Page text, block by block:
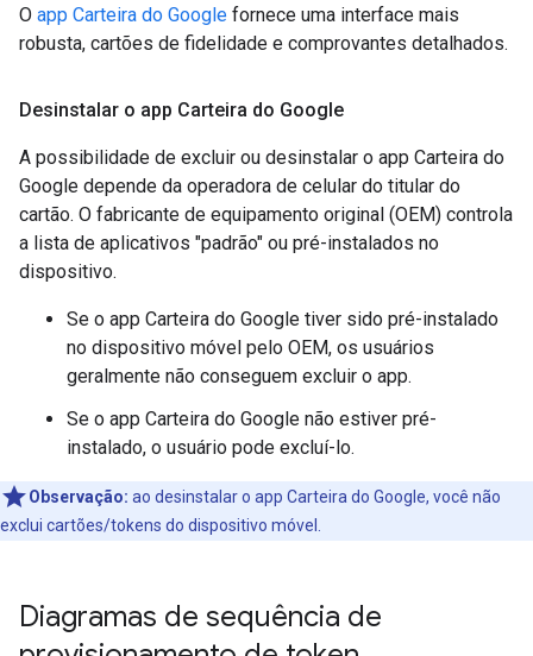
O app Carteira do Google fornece uma interface mais
robusta, cartões de fidelidade e comprovantes detalhados.
Desinstalar o app Carteira do Google
A possibilidade de excluir ou desinstalar o app Carteira do
Google depende da operadora de celular do titular do
cartão. O fabricante de equipamento original (OEM) controla
a lista de aplicativos "padrão" ou pré-instalados no
dispositivo.
Se o app Carteira do Google tiver sido pré-instalado
no dispositivo móvel pelo OEM, os usuários
geralmente não conseguem excluir o app.
Se o app Carteira do Google não estiver pré-
instalado, o usuário pode excluí-lo.
Observação: ao desinstalar o app Carteira do Google, você não
exclui cartões/tokens do dispositivo móvel.
Diagramas de sequência de